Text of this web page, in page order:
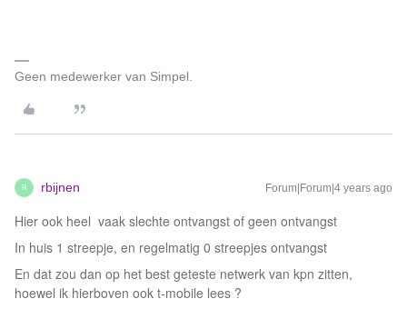
Geen medewerker van Simpel.
R rbijnen Forum|Forum|4 years ago
Hier ook heel vaak slechte ontvangst of geen ontvangst
In huis 1 streepje, en regelmatig 0 streepjes ontvangst
En dat zou dan op het best geteste netwerk van kpn zitten,
hoewel ik hierboven ook t-mobile lees ?